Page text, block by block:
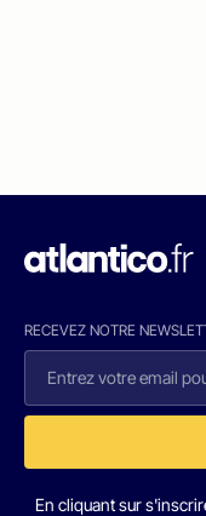
RECEVEZ NOTRE
En cliquant sur